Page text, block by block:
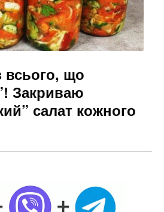
всього, що
Закриваю
салат кожного